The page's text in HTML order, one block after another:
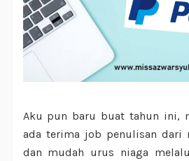
Aku pun baru buat tahun ini,
ada terima job penulisan dari
dan mudah urus niaga